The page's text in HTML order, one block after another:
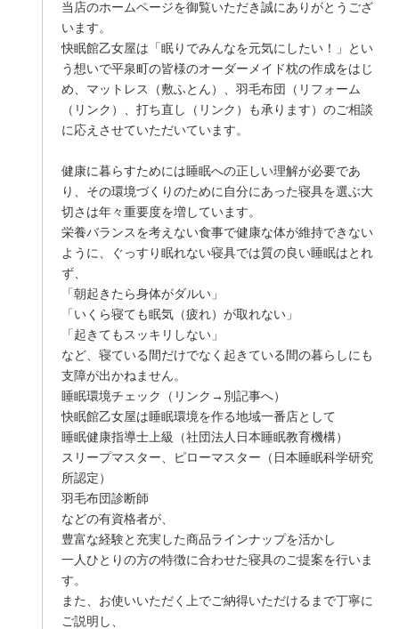
当店のホームページを御覧いただき誠にありがとうござ
います。
快眠館乙女屋は「眠りでみんなを元気にしたい！」とい
う想いで平泉町の皆様のオーダーメイド枕の作成をはじ
め、マットレス（敷ふとん）、羽毛布団（リフォーム
（リンク）、打ち直し（リンク）も承ります）のご相談
に応えさせていただいています。
健康に暮らすためには睡眠への正しい理解が必要であ
り、その環境づくりのために自分にあった寝具を選ぶ大
切さは年々重要度を増しています。
栄養バランスを考えない食事で健康な体が維持できない
ように、ぐっすり眠れない寝具では質の良い睡眠はとれ
ず、
「朝起きたら身体がダルい」
「いくら寝ても眠気（疲れ）が取れない」
「起きてもスッキリしない」
など、寝ている間だけでなく起きている間の暮らしにも
支障が出かねません。
睡眠環境チェック（リンク→別記事へ）
快眠館乙女屋は睡眠環境を作る地域一番店として
睡眠健康指導士上級（社団法人日本睡眠教育機構）
スリープマスター、ピローマスター（日本睡眠科学研究
所認定）
羽毛布団診断師
などの有資格者が、
豊富な経験と充実した商品ラインナップを活かし
一人ひとりの方の特徴に合わせた寝具のご提案を行いま
す。
また、お使いいただく上でご納得いただけるまで丁寧に
ご説明し、